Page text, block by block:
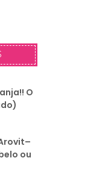
O
ou